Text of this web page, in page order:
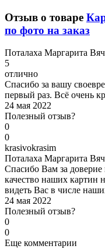
Отзыв о товаре
по фото на заказ
Поталаха Маргарита
5
отлично
Спасибо за вашу
первый раз. Всё очень
24 мая 2022
Полезный отзыв?
0
0
krasivokrasim
Поталаха Маргарита
Спасибо Вам за
качество наших картин
видеть Вас в числе
24 мая 2022
Полезный отзыв?
0
0
Еще комментарии